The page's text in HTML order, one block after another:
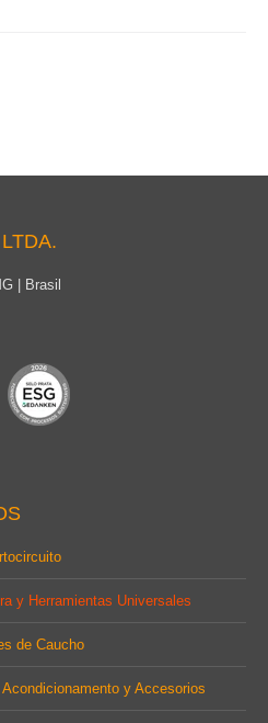
| Brasil
y Herramientas Universales
de Caucho
y Accesorios